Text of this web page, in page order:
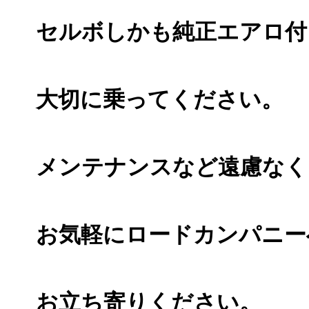
セルボしかも純正エアロ
大切に乗ってください。
メンテナンスなど遠慮なく
お気軽にロードカンパニ
お立ち寄りください。